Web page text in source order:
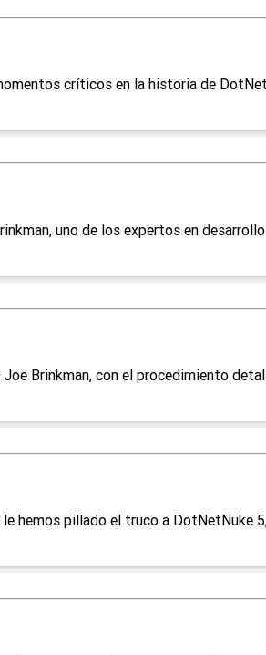
críticos en la historia de
uno de los expertos en
Brinkman, con el procedimiento
hemos pillado el truco a DotNetNuke